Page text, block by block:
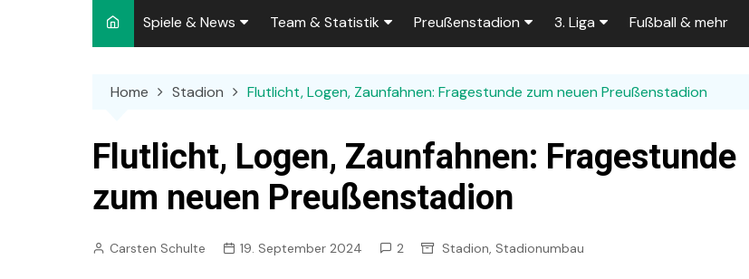
Spiele & News
Team-News
Punktspiele
Pokalspiele
Testspiele
Archiv
Spielplan 2025/2026
Team & Statistik
Sperren und Ausfälle
Zuschauer-Statistik
Preußen-Bilanz
„Kicker“ Elf des Tages
Ewige Tabellen
Preußenstadion
Fragen und Antworten
Stadionumbau ab 2025
Stadion-Meilensteine
Das aktuelle
3. Liga
Spielplan
Aktuelle Serien
Zuschauer-Statistik
Fußball & mehr
Home Stadion Flutlicht, Logen, Zaunfahnen: Fragestunde zum neuen Preußenstadion
Flutlicht, Logen, Zaunfahnen: Fragestunde
zum neuen Preußenstadion
Carsten Schulte 19. September 2024 2 Stadion, Stadionumbau